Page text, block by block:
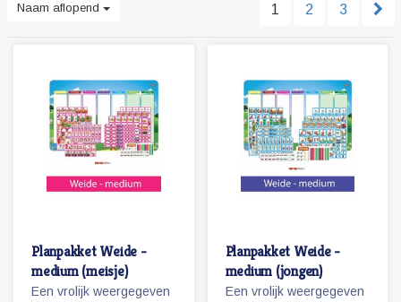
Naam aflopend 1 2 3
Planpakket Weide -
medium (meisje)
Een vrolijk weergegeven
Planpakket Weide -
medium (jongen)
Een vrolijk weergegeven